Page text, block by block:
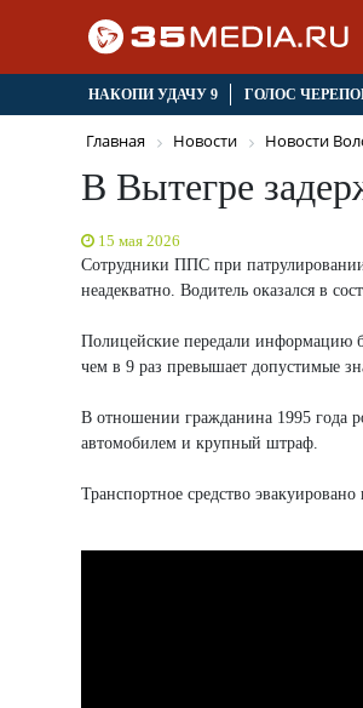
НАКОПИ УДАЧУ 9 ГОЛОС
Главная Новости Новости
В Вытегре
15 мая 2026
Сотрудники ППС при патрулировании
неадекватно. Водитель оказался в
Полицейские передали информацию
чем в 9 раз превышает допустимые
В отношении гражданина 1995 года
автомобилем и крупный штраф.
Транспортное средство